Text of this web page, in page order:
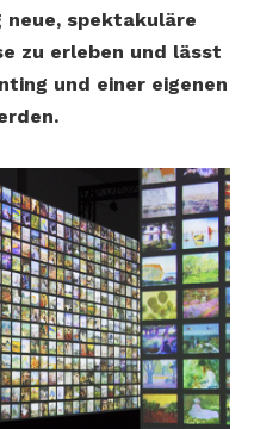
neue, spektakuläre
zu erleben und lässt
und einer eigenen